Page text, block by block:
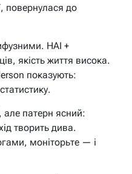
повернулася до
HAI +
якість життя висока.
показують:
але патерн ясний:
творить дива.
моніторьте — і